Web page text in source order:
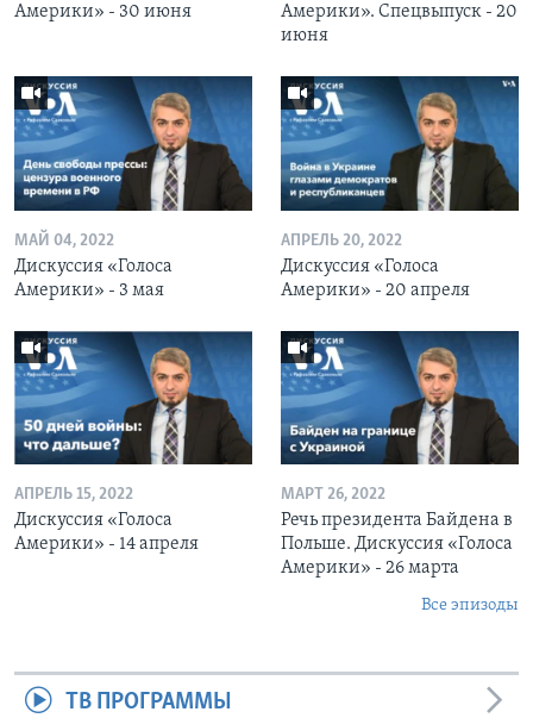
Америки» - 30 июня
Америки». Спецвыпуск - 20
июня
МАЙ 04, 2022
Дискуссия «Голоса
Америки» - 3 мая
АПРЕЛЬ 20, 2022
Дискуссия «Голоса
Америки» - 20 апреля
АПРЕЛЬ 15, 2022
Дискуссия «Голоса
Америки» - 14 апреля
МАРТ 26, 2022
Речь президента Байдена в
Польше. Дискуссия «Голоса
Америки» - 26 марта
Все эпизоды
ТВ ПРОГРАММЫ